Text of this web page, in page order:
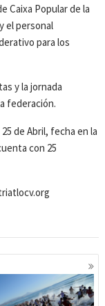
Caixa Popular de la
el personal
para los
y la jornada
federación.
de Abril, fecha en la
con 25